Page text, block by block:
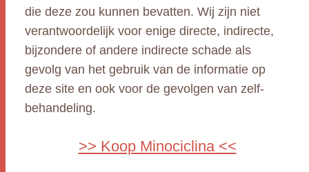
die deze zou kunnen bevatten. Wij zijn niet
verantwoordelijk voor enige directe, indirecte,
bijzondere of andere indirecte schade als
gevolg van het gebruik van de informatie op
deze site en ook voor de gevolgen van zelf-
behandeling.
>> Koop Minociclina <<